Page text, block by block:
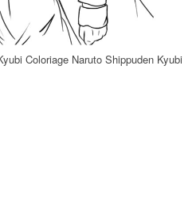
Coloriage Naruto Shippuden Kyubi